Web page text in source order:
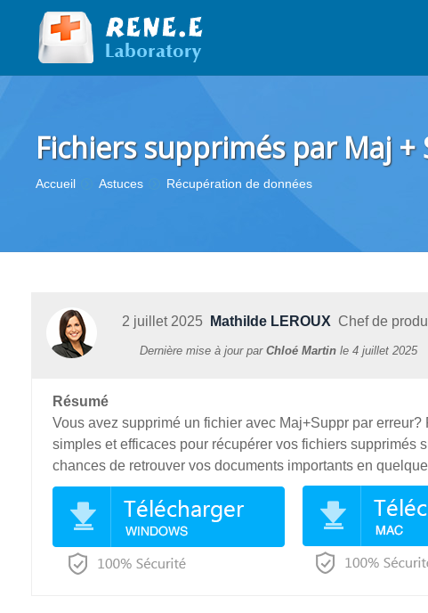
Fichiers supprimés par Maj
Vous êtes ici :
Accueil Astuces Récupération de données
2 juillet 2025 Mathilde LEROUX Chef de
Dernière mise à jour par Chloé Martin le 4 juillet 2025
Résumé
Vous avez supprimé un fichier avec Maj+Suppr par
simples et efficaces pour récupérer vos fichiers
chances de retrouver vos documents importants en